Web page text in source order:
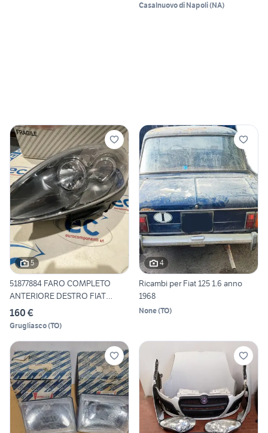
Casalnuovo di Napoli(NA)
5
51877884 FARO COMPLETO
ANTERIORE DESTRO FIAT
BRAVO
160 €
Grugliasco(TO)
4
Ricambi per Fiat 125 1.6 anno
1968
None(TO)